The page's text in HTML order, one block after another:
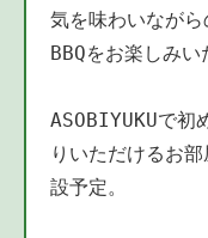
気を味わいなが
BBQをお楽しみい
ASOBIYUKUで初
りいただけるお
設予定。